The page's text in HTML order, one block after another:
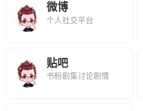
微博
个人社交平台
贴吧
书粉剧集讨论剧情